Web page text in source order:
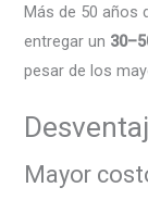
Más de 50 años
entregar un
pesar de los
Mayor